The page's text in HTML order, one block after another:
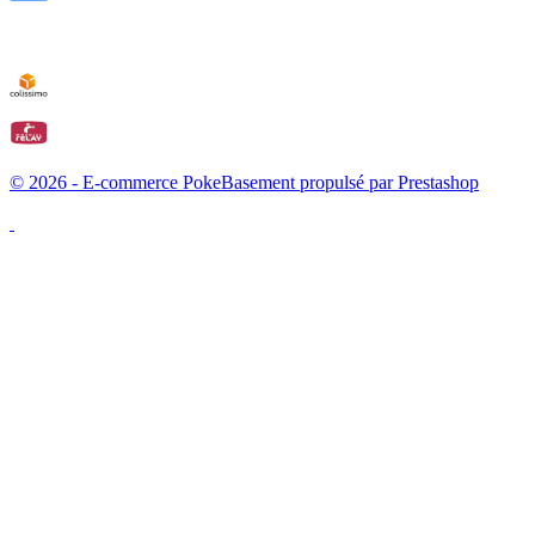
© 2026 - E-commerce PokeBasement propulsé par Prestashop